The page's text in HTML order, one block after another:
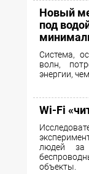
Новый
под
Система,
волн,
энергии,
Wi-Fi
людей за
объекты.